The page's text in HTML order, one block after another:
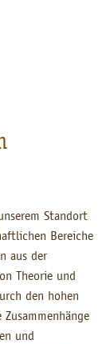
Standort
Bereiche
aus der
Theorie und
den hohen
und